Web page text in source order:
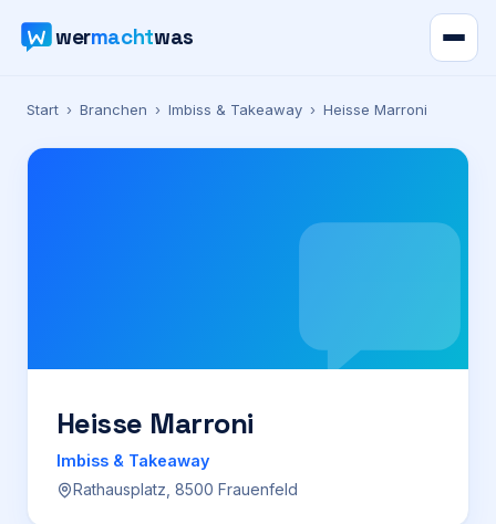
wermachtwas
Verzeichnis
Karte
Preise
Für Firmen
Start › Branchen › Imbiss & Takeaway › Heisse Marroni
Heisse Marroni
Imbiss & Takeaway
Rathausplatz, 8500 Frauenfeld